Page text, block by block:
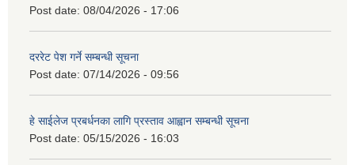
Post date: 08/04/2026 - 17:06
दररेट पेश गर्ने सम्बन्धी सूचना
Post date: 07/14/2026 - 09:56
हे साईलेज प्रबर्धनका लागि प्रस्ताव आह्वान सम्बन्धी सूचना
Post date: 05/15/2026 - 16:03